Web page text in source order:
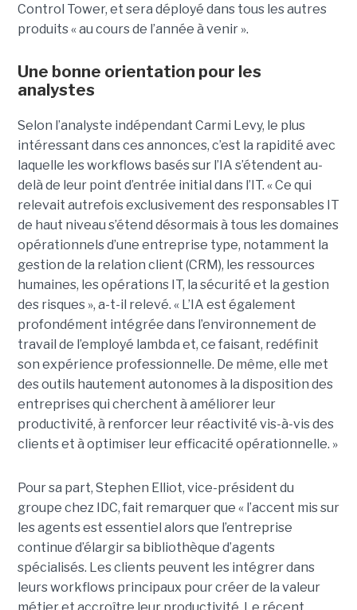
Control Tower, et sera déployé dans tous les autres
produits « au cours de l’année à venir ».
Une bonne orientation pour les
analystes
Selon l’analyste indépendant Carmi Levy, le plus
intéressant dans ces annonces, c’est la rapidité avec
laquelle les workflows basés sur l’IA s’étendent au-
delà de leur point d’entrée initial dans l’IT. « Ce qui
relevait autrefois exclusivement des responsables IT
de haut niveau s’étend désormais à tous les domaines
opérationnels d’une entreprise type, notamment la
gestion de la relation client (CRM), les ressources
humaines, les opérations IT, la sécurité et la gestion
des risques », a-t-il relevé. « L’IA est également
profondément intégrée dans l’environnement de
travail de l’employé lambda et, ce faisant, redéfinit
son expérience professionnelle. De même, elle met
des outils hautement autonomes à la disposition des
entreprises qui cherchent à améliorer leur
productivité, à renforcer leur réactivité vis-à-vis des
clients et à optimiser leur efficacité opérationnelle. »
Pour sa part, Stephen Elliot, vice-président du
groupe chez IDC, fait remarquer que « l’accent mis sur
les agents est essentiel alors que l’entreprise
continue d’élargir sa bibliothèque d’agents
spécialisés. Les clients peuvent les intégrer dans
leurs workflows principaux pour créer de la valeur